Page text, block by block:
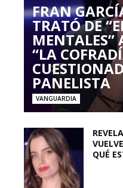
FRAN
TRATÓ DE
MENTALES”
“LA
PANELISTA
VANGUARDIA
QUÉ